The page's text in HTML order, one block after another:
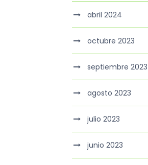
abril 2024
octubre 2023
septiembre 2023
agosto 2023
julio 2023
junio 2023